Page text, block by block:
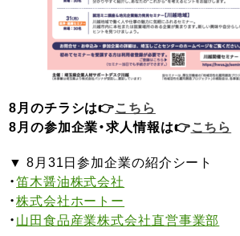
8月のチラシは👉こちら
8月の参加企業・求人情報は👉こちら
▼ 8月31日参加企業の紹介シート
・笛木醤油株式会社
・株式会社ホートー
・山田食品産業株式会社直営事業部